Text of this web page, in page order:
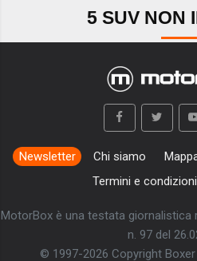
5 SUV NON
Newsletter Chi siamo
Termini e condizioni
MotorBox è una testata giornalistica
n. 97 del
© 1997-2026 Copyright Boxer